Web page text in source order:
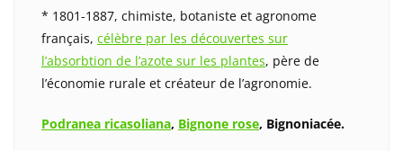
* 1801-1887, chimiste, botaniste et agronome
français, célèbre par les découvertes sur
l’absorbtion de l’azote sur les plantes, père de
l’économie rurale et créateur de l’agronomie.
Podranea ricasoliana, Bignone rose, Bignoniacée.